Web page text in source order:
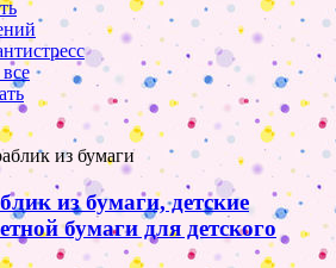
из бумаги
из бумаги, детские
бумаги для детского